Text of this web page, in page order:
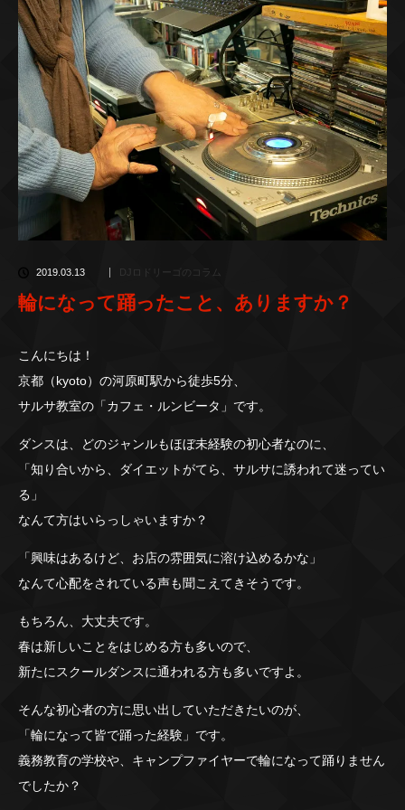
2019.03.13 DJロドリーゴのコラム
輪になって踊ったこと、ありますか？
こんにちは！
京都（kyoto）の河原町駅から徒歩5分、
サルサ教室の「カフェ・ルンビータ」です。
ダンスは、どのジャンルもほぼ未経験の初心者なのに、
「知り合いから、ダイエットがてら、サルサに誘われて迷ってい
る」
なんて方はいらっしゃいますか？
「興味はあるけど、お店の雰囲気に溶け込めるかな」
なんて心配をされている声も聞こえてきそうです。
もちろん、大丈夫です。
春は新しいことをはじめる方も多いので、
新たにスクールダンスに通われる方も多いですよ。
そんな初心者の方に思い出していただきたいのが、
「輪になって皆で踊った経験」です。
義務教育の学校や、キャンプファイヤーで輪になって踊りません
でしたか？